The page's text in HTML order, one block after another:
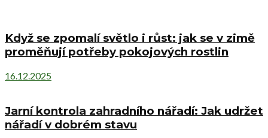
Když se zpomalí světlo i růst: jak se v zimě
proměňují potřeby pokojových rostlin
16.12.2025
Jarní kontrola zahradního nářadí: Jak udržet
nářadí v dobrém stavu